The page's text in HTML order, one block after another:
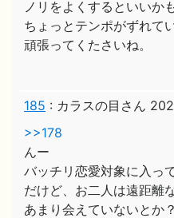
ノリをよくするといいか
ちょっとテンポがずれて
頑張ってくたさいね。
185 : カラスの目さん
>>178
んー
バッチリ恋愛対象に入っ
だけど、お二人は遠距離
あまり会えていないとか？